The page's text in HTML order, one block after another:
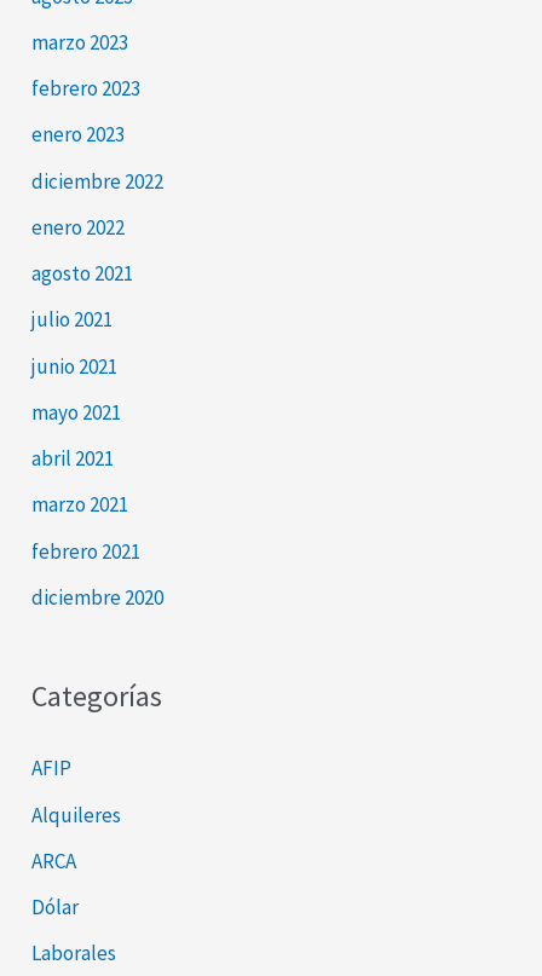
marzo 2023
febrero 2023
enero 2023
diciembre 2022
enero 2022
agosto 2021
julio 2021
junio 2021
mayo 2021
abril 2021
marzo 2021
febrero 2021
diciembre 2020
Categorías
AFIP
Alquileres
ARCA
Dólar
Laborales